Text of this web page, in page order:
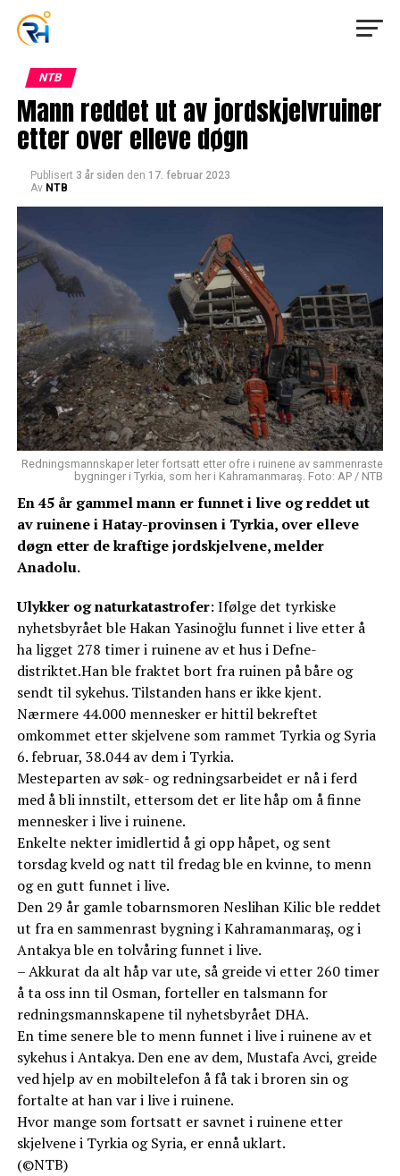
NTB
Mann reddet ut av jordskjelvruiner
etter over elleve døgn
Publisert 3 år siden den 17. februar 2023
Av NTB
Redningsmannskaper leter fortsatt etter ofre i ruinene av sammenraste
bygninger i Tyrkia, som her i Kahramanmaraş. Foto: AP / NTB
En 45 år gammel mann er funnet i live og reddet ut
av ruinene i Hatay-provinsen i Tyrkia, over elleve
døgn etter de kraftige jordskjelvene, melder
Anadolu.
Ulykker og naturkatastrofer: Ifølge det tyrkiske
nyhetsbyrået ble Hakan Yasinoğlu funnet i live etter å
ha ligget 278 timer i ruinene av et hus i Defne-
distriktet.Han ble fraktet bort fra ruinen på båre og
sendt til sykehus. Tilstanden hans er ikke kjent.
Nærmere 44.000 mennesker er hittil bekreftet
omkommet etter skjelvene som rammet Tyrkia og Syria
6. februar, 38.044 av dem i Tyrkia.
Mesteparten av søk- og redningsarbeidet er nå i ferd
med å bli innstilt, ettersom det er lite håp om å finne
mennesker i live i ruinene.
Enkelte nekter imidlertid å gi opp håpet, og sent
torsdag kveld og natt til fredag ble en kvinne, to menn
og en gutt funnet i live.
Den 29 år gamle tobarnsmoren Neslihan Kilic ble reddet
ut fra en sammenrast bygning i Kahramanmaraş, og i
Antakya ble en tolvåring funnet i live.
– Akkurat da alt håp var ute, så greide vi etter 260 timer
å ta oss inn til Osman, forteller en talsmann for
redningsmannskapene til nyhetsbyrået DHA.
En time senere ble to menn funnet i live i ruinene av et
sykehus i Antakya. Den ene av dem, Mustafa Avci, greide
ved hjelp av en mobiltelefon å få tak i broren sin og
fortalte at han var i live i ruinene.
Hvor mange som fortsatt er savnet i ruinene etter
skjelvene i Tyrkia og Syria, er ennå uklart.
(©NTB)